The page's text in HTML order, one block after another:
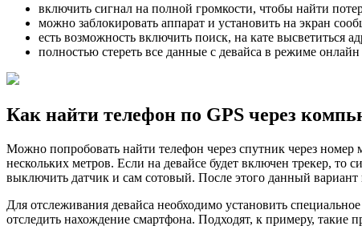
включить сигнал на полной громкости, чтобы найти
можно заблокировать аппарат и установить на экран
есть возможность включить поиск, на кате высветиться
полностью стереть все данные с девайса в режиме
Как найти телефон по GPS через
Можно попробовать найти телефон через спутник через номер
нескольких метров. Если на девайсе будет включен трекер,
выключить датчик и сам сотовый. После этого данный вариант
Для отслеживания девайса необходимо установить
отследить нахождение смартфона. Подходят, к примеру, такие